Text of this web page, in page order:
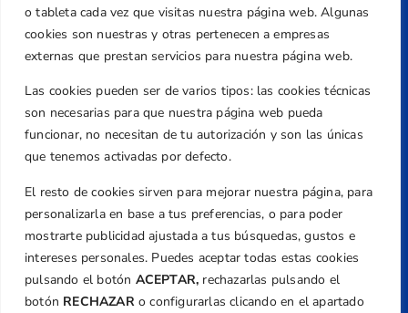
o tableta cada vez que visitas nuestra página web. Algunas
cookies son nuestras y otras pertenecen a empresas
externas que prestan servicios para nuestra página web.
Las cookies pueden ser de varios tipos: las cookies técnicas
son necesarias para que nuestra página web pueda
funcionar, no necesitan de tu autorización y son las únicas
que tenemos activadas por defecto.
El resto de cookies sirven para mejorar nuestra página, para
personalizarla en base a tus preferencias, o para poder
mostrarte publicidad ajustada a tus búsquedas, gustos e
intereses personales. Puedes aceptar todas estas cookies
pulsando el botón ACEPTAR, rechazarlas pulsando el
botón RECHAZARo configurarlas clicando en el apartado
Centre de L´Esport, Carrer d'Isaac Peral i
Caballero, Nº 5, Despachos 2 y 3, 46980,
Valencia
+34 961 367 799
Email
federacion@golfcv.com
Aviso Legal
Política de Privacidad
Transparencia
Normativa